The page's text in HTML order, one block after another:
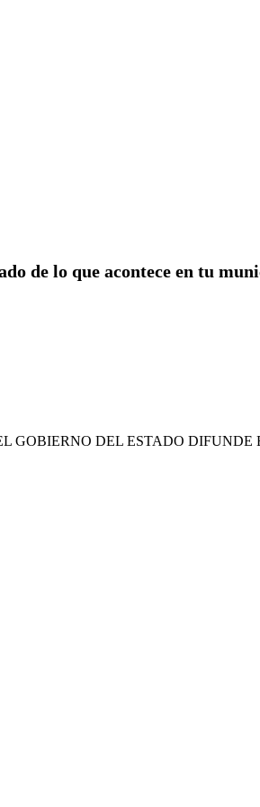
de lo que acontece en tu
GOBIERNO DEL ESTADO